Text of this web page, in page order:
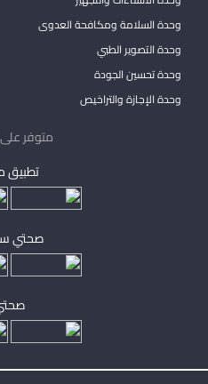
وحدة السلامة ومكافحة العدوى
وحدة التصوير الطبي
وحدة تحسين الجودة
وحدة الإجازة والتراخيص
متوفر على
تطبيق
صحتي